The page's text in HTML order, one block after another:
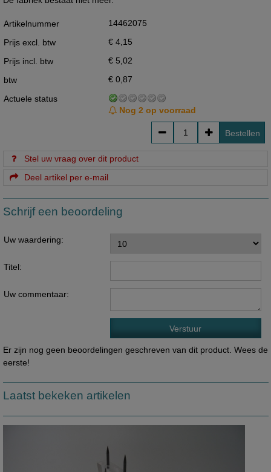
Artikelnummer
14462075
Prijs excl. btw
€ 4,15
Prijs incl. btw
€ 5,02
btw
€ 0,87
Actuele status
Nog 2 op voorraad
Bestellen
Stel uw vraag over dit product
Deel artikel per e-mail
Schrijf een beoordeling
Uw waardering:
Titel:
Uw commentaar:
Er zijn nog geen beoordelingen geschreven van dit product. Wees de
eerste!
Laatst bekeken artikelen